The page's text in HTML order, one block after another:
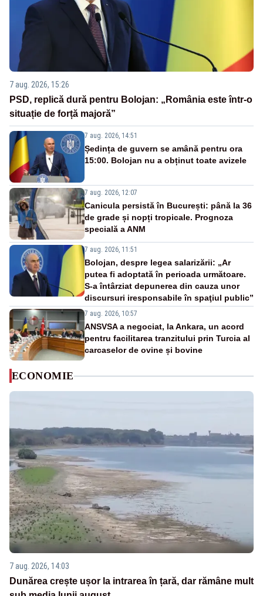
7 aug. 2026, 15:26
PSD, replică dură pentru Bolojan: „România este într-o
situație de forță majoră”
7 aug. 2026, 14:51
Ședința de guvern se amână pentru ora
15:00. Bolojan nu a obținut toate avizele
7 aug. 2026, 12:07
Canicula persistă în București: până la 36
de grade și nopți tropicale. Prognoza
specială a ANM
7 aug. 2026, 11:51
Bolojan, despre legea salarizării: „Ar
putea fi adoptată în perioada următoare.
S-a întârziat depunerea din cauza unor
discursuri iresponsabile în spaţiul public”
7 aug. 2026, 10:57
ANSVSA a negociat, la Ankara, un acord
pentru facilitarea tranzitului prin Turcia al
carcaselor de ovine și bovine
ECONOMIE
7 aug. 2026, 14:03
Dunărea crește ușor la intrarea în țară, dar rămâne mult